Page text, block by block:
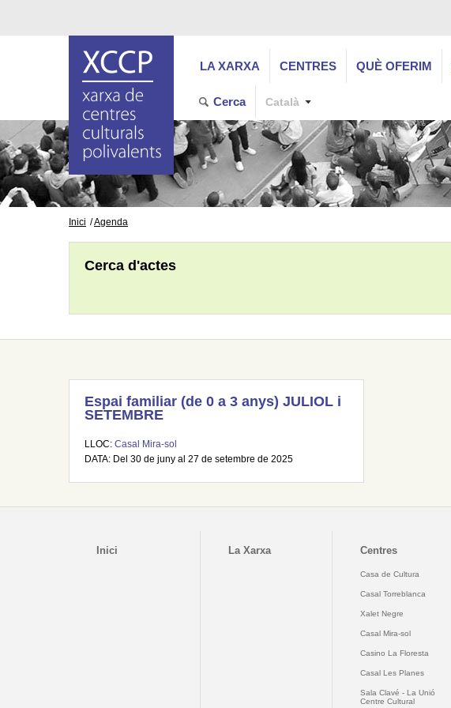
LA XARXA CENTRES QUÈ OFERIM
Cerca Català
Inici Agenda
Cerca d'actes
Espai familiar (de 0 a 3 anys) JULIOL i
SETEMBRE
LLOC: Casal Mira-sol
DATA: Del 30 de juny al 27 de setembre de 2025
Inici La Xarxa Centres
Casa de Cultura
Casal Torreblanca
Xalet Negre
Casal Mira-sol
Casino La Floresta
Casal Les Planes
Sala Clavé - La Unió
Centre Cultural